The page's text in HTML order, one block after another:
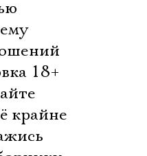
18+
крайне